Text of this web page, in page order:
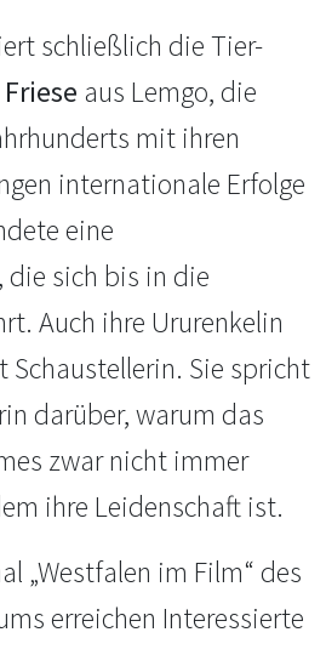
schließlich die Tier-
aus Lemgo, die
mit ihren
internationale Erfolge
eine
sich bis in die
Auch ihre Ururenkelin
Schaustellerin. Sie spricht
darüber, warum das
zwar nicht immer
ihre Leidenschaft ist.
„Westfalen im Film“ des
erreichen Interessierte